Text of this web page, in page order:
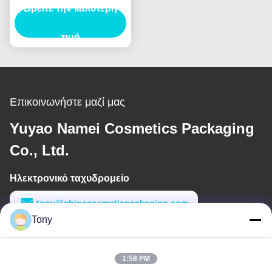
πινέλας φρυδιών για
αποτελέσματα
Βρείτε την καλύτερη
τιμή
Επικοινωνήστε μαζί μας
Yuyao Namei Cosmetics Packaging
Co., Ltd.
Ηλεκτρονικό ταχυδρομείο
tony@chinacosmeticpackaging.com
Εργασιακό χρόνο
Tony
1:58 PM